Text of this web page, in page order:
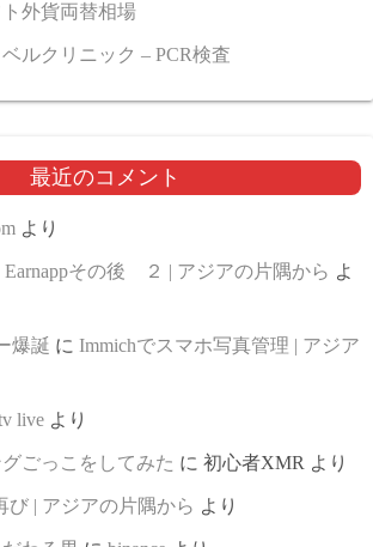
外貨両替相場
ルクリニック – PCR検査
最近のコメント
より
Earnappその後 ２ | アジアの片隅から よ
爆誕 に Immichでスマホ写真管理 | アジア
live より
ごっこをしてみた に 初心者XMR より
び | アジアの片隅から より